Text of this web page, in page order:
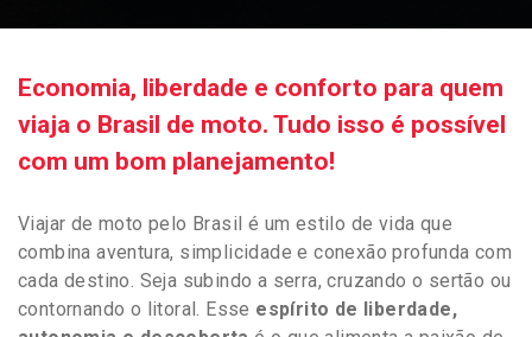
Economia, liberdade e conforto para quem
viaja o Brasil de moto. Tudo isso é possível
com um bom planejamento!
Viajar de moto pelo Brasil é um estilo de vida que
combina aventura, simplicidade e conexão profunda com
cada destino. Seja subindo a serra, cruzando o sertão ou
contornando o litoral. Esse espírito de liberdade,